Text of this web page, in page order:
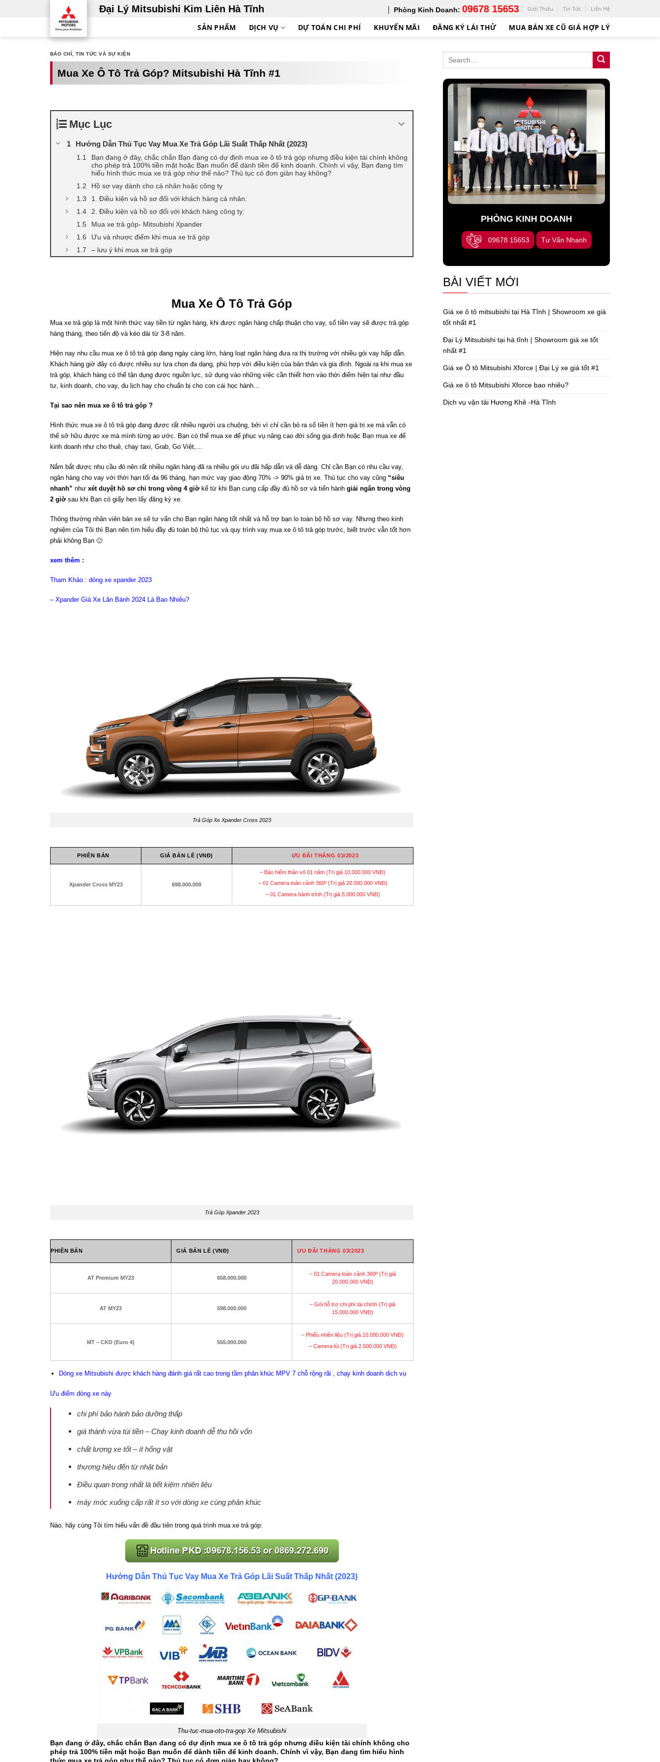
Đại Lý Mitsubishi Kim Liên Hà Tĩnh Phòng Kinh Doanh: 09678 15653 Giới Thiệu Tin Tức Liên Hệ
SẢN PHẨM DỊCH VỤ DỰ TOÁN CHI PHÍ KHUYẾN MÃI ĐĂNG KÝ LÁI THỬ MUA BÁN XE CŨ GIÁ HỢP LÝ
BÁO CHÍ ,TIN TỨC VÀ SỰ KIỆN
Mua Xe Ô Tô Trả Góp? Mitsubishi Hà Tĩnh #1
Mục Lục
Hướng Dẫn Thủ Tục Vay Mua Xe Trả Góp Lãi Suất Thấp Nhất (2023)
Bạn đang ở đây, chắc chắn Bạn đang có dự định mua xe ô tô trả góp nhưng điều kiện tài chính không
cho phép trả 100% tiền mặt hoặc Bạn muốn để dành tiền để kinh doanh. Chính vì vậy, Bạn đang tìm
hiểu hình thức mua xe trả góp như thế nào? Thủ tục có đơn giản hay không?
Hồ sơ vay dành cho cá nhân hoặc công ty
1. Điều kiện và hồ sơ đối với khách hàng cá nhân:
2. Điều kiện và hồ sơ đối với khách hàng công ty:
Mua xe trả góp- Mitsubishi Xpander
Ưu và nhược điểm khi mua xe trả góp
– lưu ý khi mua xe trả góp
Mua Xe Ô Tô Trả Góp
Mua xe trả góp là một hình thức vay tiền từ ngân hàng, khi được ngân hàng chấp thuận cho vay, số tiền vay sẽ được trả góp
hàng tháng, theo tiến độ và kéo dài từ 3-8 năm.
Hiện nay nhu cầu mua xe ô tô trả góp đang ngày càng lớn, hàng loạt ngân hàng đưa ra thị trường với nhiều gói vay hấp dẫn.
Khách hàng giờ đây có được nhiều sự lựa chọn đa dạng, phù hợp với điều kiện của bản thân và gia đình. Ngoài ra khi mua xe
trả góp, khách hàng có thể tận dụng được nguồn lực, sử dụng vào những việc cần thiết hơn vào thời điểm hiện tại như đầu
tư, kinh doanh, cho vay, du lịch hay cho chuẩn bị cho con cái học hành…
Tại sao nên mua xe ô tô trả góp ?
Hình thức mua xe ô tô trả góp đang được rất nhiều người ưa chuộng, bởi vì chỉ cần bỏ ra số tiền ít hơn giá trị xe mà vẫn có
thể sở hữu được xe mà mình từng ao ước. Bạn có thể mua xe để phục vụ nâng cao đời sống gia đình hoặc Bạn mua xe để
kinh doanh như cho thuê, chạy taxi, Grab, Go Việt,…
Nắm bắt được nhu cầu đó nên rất nhiều ngân hàng đã ra nhiều gói ưu đãi hấp dẫn và dễ dàng. Chỉ cần Bạn có nhu cầu vay,
ngân hàng cho vay với thời hạn tối đa 96 tháng, hạn mức vay giao động 70% -> 90% giá trị xe. Thủ tục cho vay cũng “siêu
nhanh” như xét duyệt hồ sơ chỉ trong vòng 4 giờkể từ khi Bạn cung cấp đầy đủ hồ sơ và tiến hành giải ngân trong vòng
2 giờsau khi Bạn có giấy hẹn lấy đăng ký xe.
Thông thường nhân viên bán xe sẽ tư vấn cho Bạn ngân hàng tốt nhất và hỗ trợ bạn lo toàn bộ hồ sơ vay. Nhưng theo kinh
nghiệm của Tôi thì Bạn nên tìm hiểu đầy đủ toàn bộ thủ tục và quy trình vay mua xe ô tô trả góp trước, biết trước vẫn tốt hơn
phải không Bạn 🙂
xem thêm :
Tham Khảo : dòng xe xpander 2023
– Xpander Giá Xe Lăn Bánh 2024 Là Bao Nhiêu?
Trả Góp Xe Xpander Cross 2023
PHIÊN BẢN GIÁ BÁN LẺ (VNĐ) ƯU ĐÃI THÁNG 03/2023
Xpander Cross MY23 698.000.000
– Bảo hiểm thân vỏ 01 năm (Trị giá 10.000.000 VNĐ)
– 01 Camera toàn cảnh 360º (Trị giá 20.000.000 VNĐ)
– 01 Camera hành trình (Trị giá 5.000.000 VNĐ)
Trả Góp Xpander 2023
PHIÊN BẢN GIÁ BÁN LẺ (VNĐ) ƯU ĐÃI THÁNG 03/2023
AT Premium MY23 658.000.000
– 01 Camera toàn cảnh 360º (Trị giá
20.000.000 VNĐ)
AT MY23 598.000.000
– Gói hỗ trợ chi phí tài chính (Trị giá
15.000.000 VNĐ)
MT – CKD (Euro 4) 555.000.000
– Phiếu nhiên liệu (Trị giá 10.000.000 VNĐ)
– Camera lùi (Trị giá 2.500.000 VNĐ)
Dòng xe Mitsubishi được khách hàng đánh giá rất cao trong tầm phân khúc MPV 7 chỗ rộng rãi , chạy kinh doanh dịch vụ
Ưu điểm dòng xe này
chi phí bảo hành bảo dưỡng thấp
giá thành vừa túi tiền – Chạy kinh doanh dễ thu hồi vốn
chất lượng xe tốt – ít hổng vặt
thương hiệu đến từ nhật bản
Điều quan trọng nhất là tiết kiệm nhiên liệu
máy móc xuống cấp rất ít so với dòng xe cùng phân khúc
Nào, hãy cùng Tôi tìm hiểu vấn đề đầu tiên trong quá trình mua xe trả góp:
Hướng Dẫn Thủ Tục Vay Mua Xe Trả Góp Lãi Suất Thấp Nhất (2023)
Thu-tuc-mua-oto-tra-gop Xe Mitsubishi
Bạn đang ở đây, chắc chắn Bạn đang có dự định mua xe ô tô trả góp nhưng điều kiện tài chính không cho
phép trả 100% tiền mặt hoặc Bạn muốn để dành tiền để kinh doanh. Chính vì vậy, Bạn đang tìm hiểu hình
PHÒNG KINH DOANH
09678 15653 Tư Vấn Nhanh
BÀI VIẾT MỚI
Giá xe ô tô mitsubishi tại Hà Tĩnh | Showroom xe giá
tốt nhất #1
Đại Lý Mitsubishi tại hà tĩnh | Showroom giá xe tốt
nhất #1
Giá xe Ô tô Mitsubishi Xforce | Đại Lý xe giá tốt #1
Giá xe ô tô Mitsubishi Xforce bao nhiêu?
Dịch vụ vận tải Hương Khê -Hà Tĩnh